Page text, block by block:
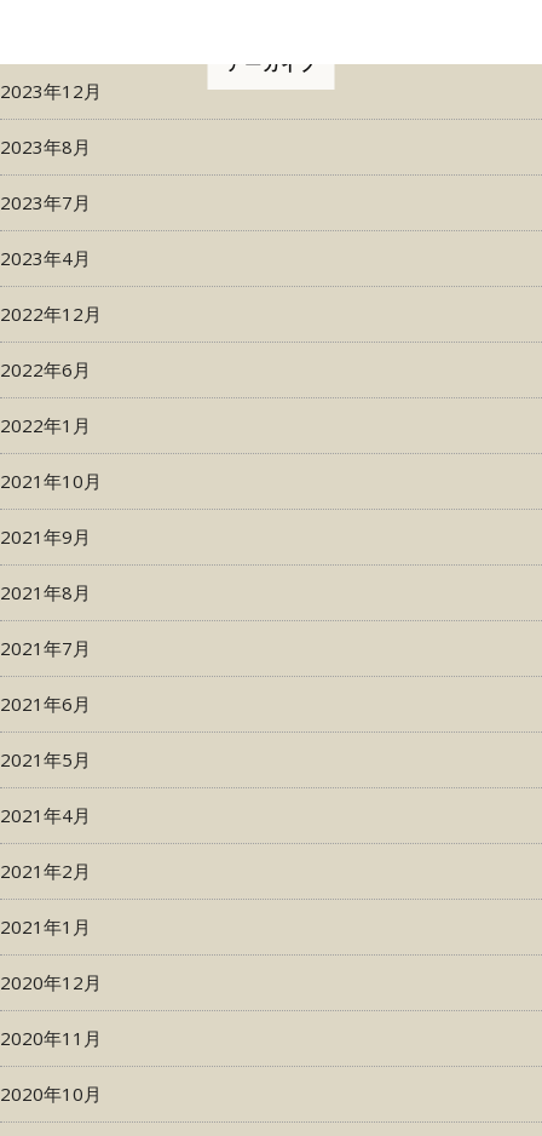
アーカイブ
2023年12月
2023年8月
2023年7月
2023年4月
2022年12月
2022年6月
2022年1月
2021年10月
2021年9月
2021年8月
2021年7月
2021年6月
2021年5月
2021年4月
2021年2月
2021年1月
2020年12月
2020年11月
2020年10月